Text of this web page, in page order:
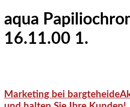
aqua
16.11.00 1.
Marketing bei